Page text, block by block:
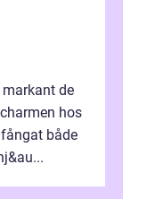
de
hos
både